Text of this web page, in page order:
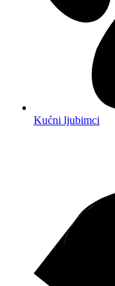
Kućni ljubimci